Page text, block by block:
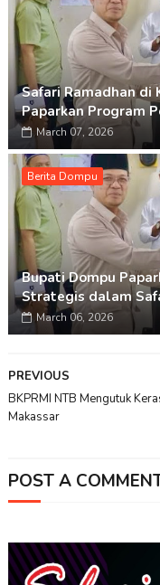
Safari Ramadhan di
Paparkan Program
March 07, 2026
Berita Dompu
Bupati Dompu
Strategis dalam
March 06, 2026
PREVIOUS
BKPRMI NTB Mengutuk
Makassar
POST A